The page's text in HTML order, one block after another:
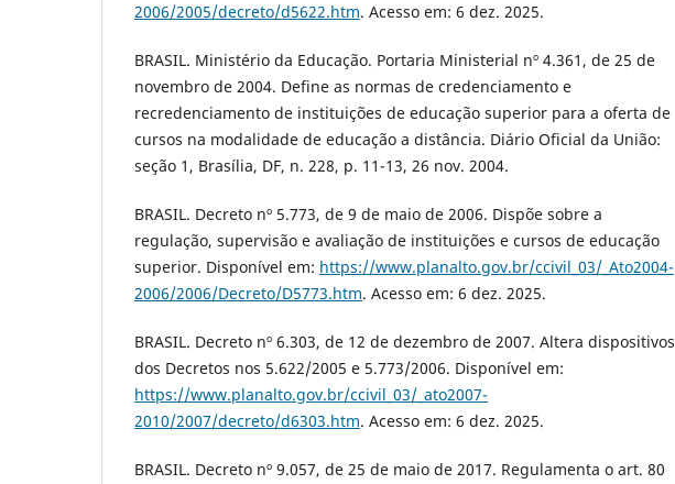
2006/2005/decreto/d5622.htm. Acesso em: 6 dez. 2025.
BRASIL. Ministério da Educação. Portaria Ministerial nº 4.361, de 25 de
novembro de 2004. Define as normas de credenciamento e
recredenciamento de instituições de educação superior para a oferta de
cursos na modalidade de educação a distância. Diário Oficial da União:
seção 1, Brasília, DF, n. 228, p. 11-13, 26 nov. 2004.
BRASIL. Decreto nº 5.773, de 9 de maio de 2006. Dispõe sobre a
regulação, supervisão e avaliação de instituições e cursos de educação
superior. Disponível em: https://www.planalto.gov.br/ccivil_03/_Ato2004-
2006/2006/Decreto/D5773.htm. Acesso em: 6 dez. 2025.
BRASIL. Decreto nº 6.303, de 12 de dezembro de 2007. Altera dispositivos
dos Decretos nos 5.622/2005 e 5.773/2006. Disponível em:
https://www.planalto.gov.br/ccivil_03/_ato2007-
2010/2007/decreto/d6303.htm. Acesso em: 6 dez. 2025.
BRASIL. Decreto nº 9.057, de 25 de maio de 2017. Regulamenta o art. 80